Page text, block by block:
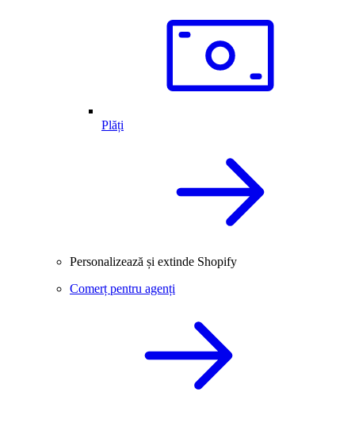
Plăți
Personalizează și extinde Shopify
Comerț pentru agenți